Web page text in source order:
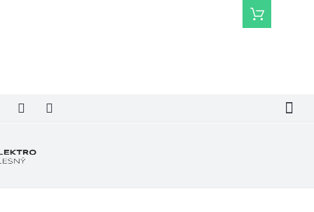
Nákupní
košík